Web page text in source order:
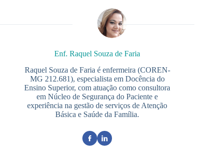
Enf. Raquel Souza de Faria
Raquel Souza de Faria é enfermeira (COREN-
MG 212.681), especialista em Docência do
Ensino Superior, com atuação como consultora
em Núcleo de Segurança do Paciente e
experiência na gestão de serviços de Atenção
Básica e Saúde da Família.